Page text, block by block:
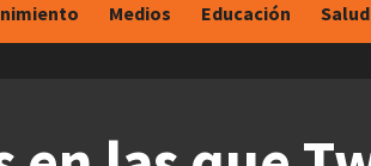
Medios Educación Salud